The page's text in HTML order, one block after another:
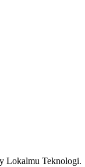
Lokalmu Teknologi.